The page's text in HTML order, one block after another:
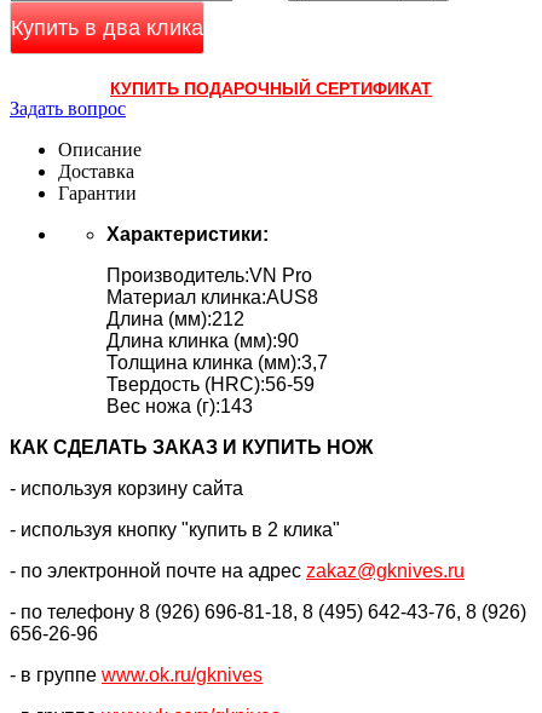
Купить в два клика
КУПИТЬ ПОДАРОЧНЫЙ СЕРТИФИКАТ
Задать вопрос
Описание
Доставка
Гарантии
Характеристики:
Производитель:VN Pro
Материал клинка:AUS8
Длина (мм):212
Длина клинка (мм):90
Толщина клинка (мм):3,7
Твердость (HRC):56-59
Вес ножа (г):143
КАК CДЕЛАТЬ ЗАКАЗ И КУПИТЬ НОЖ
- используя корзину сайта
- используя кнопку "купить в 2 клика"
- по электронной почте на адрес zakaz@gknives.ru
- по телефону 8 (926) 696-81-18, 8 (495) 642-43-76, 8 (926)
656-26-96
- в группе www.ok.ru/gknives